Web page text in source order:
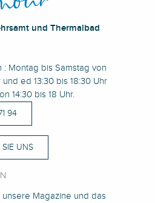
und Thermalbad
: Montag bis Samstag von
und ed 13:30 bis 18:30 Uhr
14:30 bis 18 Uhr.
94
SIE UNS
Magazine und das